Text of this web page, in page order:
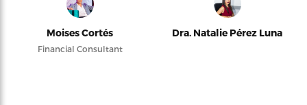
Moises Cortés
Financial Consultant
Dra. Natalie Pérez Luna